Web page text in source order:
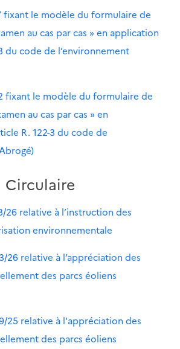
fixant le modèle du formulaire de
au cas par cas » en application
du code de l’environnement
fixant le modèle du formulaire de
au cas par cas » en
R. 122-3 du code de
Circulaire
26 relative à l’instruction des
environnementale
26 relative à l’appréciation des
des parcs éoliens
25 relative à l'appréciation des
des parcs éoliens